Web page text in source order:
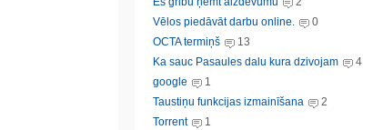
Vēlos piedāvāt darbu online.
0
OCTA termiņš
13
Ka sauc Pasaules dalu kura dzivojam
4
google
1
Taustiņu funkcijas izmainīšana
2
Torrent
1